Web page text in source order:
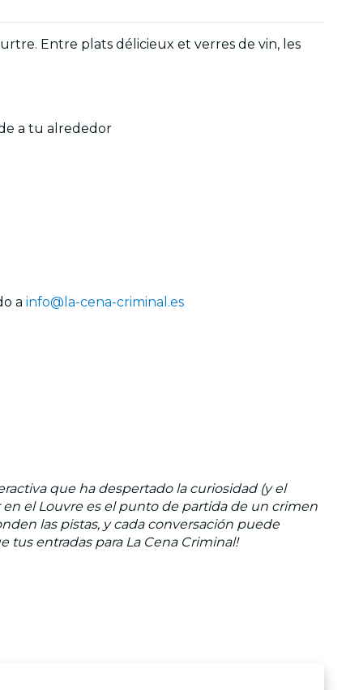
Entre plats délicieux et verres de vin, les
a tu alrededor
a info@la-cena-criminal.es
que ha despertado la curiosidad (y el
el Louvre es el punto de partida de un crimen
las pistas, y cada conversación puede
tus entradas para La Cena Criminal!